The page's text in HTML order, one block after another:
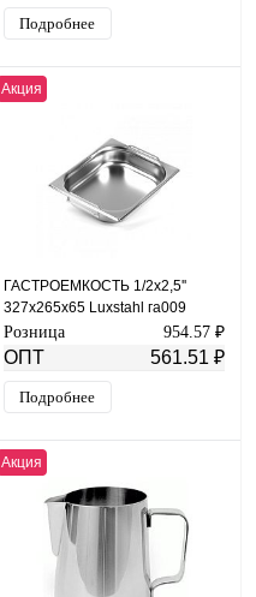
Подробнее
Акция
ГАСТРОЕМКОСТЬ 1/2х2,5''
327х265х65 Luxstahl га009
Розница 954.57 ₽
ОПТ 561.51 ₽
Подробнее
Акция